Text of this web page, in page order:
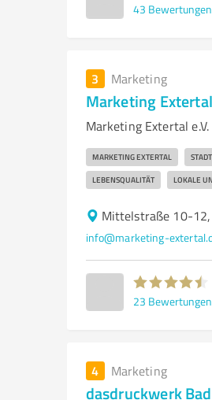
43 Bewertungen
3 Marketing
Marketing
Marketing Extertal
MARKETING EXTERTAL
LEBENSQUALITÄT LOKALE
Mittelstraße 10-
info@marketing-
23 Bewertungen
4 Marketing
dasdruckwerk Bad